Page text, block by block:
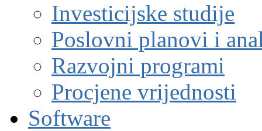
Investicijske studije
Poslovni planovi i
Razvojni programi
Procjene vrijednosti
Software